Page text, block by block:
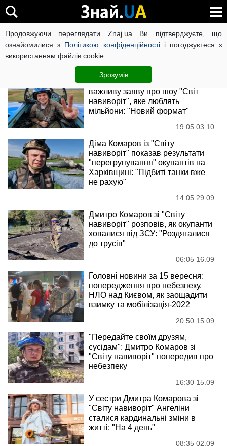
Продовжуючи переглядати Znaj.ua Ви підтверджуєте, що
ознайомилися з Політикою конфіденційностіі погоджуєтеся з
використанням файлів cookie.
Зрозумів
Дмитро Комаров
Новини
Дмитро Комаров зробив
важливу заяву про шоу "Світ
навиворіт", яке люблять
мільйони: "Новий формат"
19:05 03.10
Діма Комаров із "Світу
навиворіт" показав результати
"перегрупування" окупантів на
Харківщині: "Підбиті танки вже
не рахую"
14:05 29.09
Дмитро Комаров зі "Світу
навиворіт" розповів, як окупанти
ховалися від ЗСУ: "Роздягалися
до трусів"
06:05 16.09
Головні новини за 15 вересня:
попередження про небезпеку,
НЛО над Києвом, як заощадити
взимку та мобілізація-2022
20:50 15.09
"Передайте своїм друзям,
сусідам": Дмитро Комаров зі
"Світу навиворіт" попередив про
небезпеку
16:30 15.09
У сестри Дмитра Комарова зі
"Світу навиворіт" Ангеліни
сталися кардинальні зміни в
житті: "На 4 день"
08:35 02.09